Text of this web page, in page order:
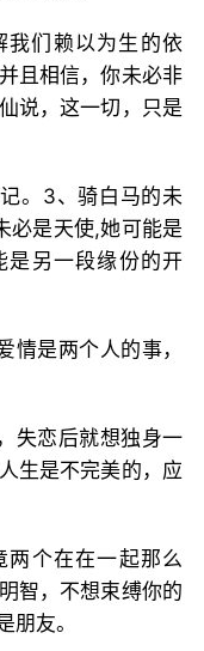
们赖以为生的依
且相信，你未必非
说，这一切，只是
。3、骑白马的未
必是天使,她可能是
是另一段缘份的开
情是两个人的事，
失恋后就想独身一
生是不完美的，应
个在在一起那么
智，不想束缚你的
朋友。